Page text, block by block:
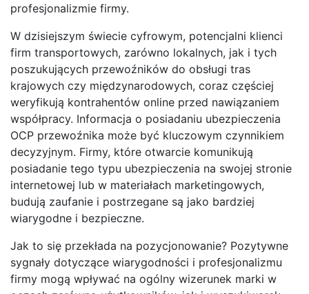
profesjonalizmie firmy.
W dzisiejszym świecie cyfrowym, potencjalni klienci
firm transportowych, zarówno lokalnych, jak i tych
poszukujących przewoźników do obsługi tras
krajowych czy międzynarodowych, coraz częściej
weryfikują kontrahentów online przed nawiązaniem
współpracy. Informacja o posiadaniu ubezpieczenia
OCP przewoźnika może być kluczowym czynnikiem
decyzyjnym. Firmy, które otwarcie komunikują
posiadanie tego typu ubezpieczenia na swojej stronie
internetowej lub w materiałach marketingowych,
budują zaufanie i postrzegane są jako bardziej
wiarygodne i bezpieczne.
Jak to się przekłada na pozycjonowanie? Pozytywne
sygnały dotyczące wiarygodności i profesjonalizmu
firmy mogą wpływać na ogólny wizerunek marki w